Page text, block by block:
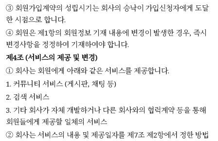
③ 회원가입계약의 성립시기는 회사의 승낙이 가입신청자에게 도달
한 시점으로 합니다.
④ 회원은 제1항의 회원정보 기재 내용에 변경이 발생한 경우, 즉시
변경사항을 정정하여 기재하여야 합니다.
제4조 (서비스의 제공 및 변경)
① 회사는 회원에게 아래와 같은 서비스를 제공합니다.
1. 커뮤니티 서비스 (게시판, 채팅 등)
2. 검색 서비스
3. 기타 회사가 자체 개발하거나 다른 회사와의 협력계약 등을 통해
회원들에게 제공할 일체의 서비스
② 회사는 서비스의 내용 및 제공일자를 제7조 제2항에서 정한 방법